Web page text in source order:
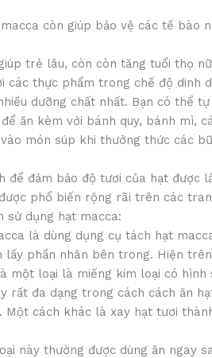
còn giúp bảo vệ các tế bào
trẻ lâu, còn còn tăng tuổi thọ
thực phẩm trong chế độ dinh
dưỡng chất nhất. Bạn có thể
ăn kèm với bánh quy, bánh mì,
món súp khi thưởng thức các
để đảm bảo độ tươi của hạt được
phổ biến rộng rãi trên các
sử dụng hạt macca:
là dùng dụng cụ tách hạt
lấy phần nhân bên trong. Hiện
một loại là miếng kim loại có
rất đa dạng trong cách cách ăn
cách khác là xay hạt tươi
này thường được dùng ăn ngay